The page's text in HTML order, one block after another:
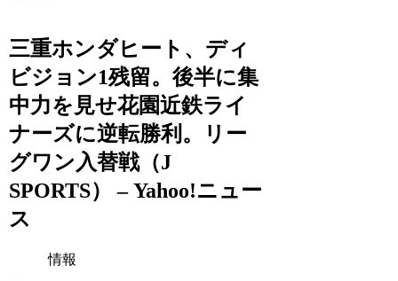
三重ホンダヒート、ディ
ビジョン1残留。後半に集
中力を見せ花園近鉄ライ
ナーズに逆転勝利。リー
グワン入替戦（J
SPORTS） – Yahoo!ニュー
ス
情報